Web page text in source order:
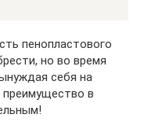
пенопластового
но во время
себя на
преимущество в